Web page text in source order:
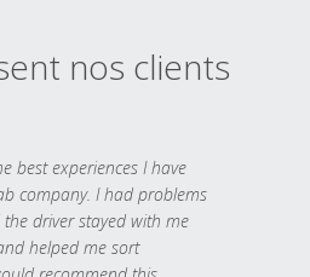
nos clients
best experiences I have
company. I had problems
driver stayed with me
helped me sort